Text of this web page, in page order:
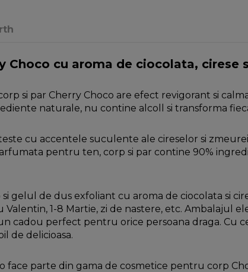
Choco cu aroma de ciocolata, cirese
si par Cherry Choco are efect revigorant si
naturale, nu contine alcoll si transforma
cu accentele suculente ale cireselor si
pentru ten, corp si par contine 90%
gelul de dus exfoliant cu aroma de ciocolata si
Valentin, 1-8 Martie, zi de nastere, etc. Ambalajul
cadou perfect pentru orice persoana draga. Cu
de delicioasa.
face parte din gama de cosmetice pentru corp